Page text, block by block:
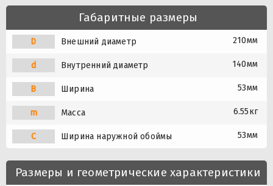
Габаритные размеры
D Внешний диаметр 210мм
d Внутренний диаметр 140мм
B Ширина 53мм
m Масса 6.55кг
C Ширина наружной обоймы 53мм
Размеры и геометрические характеристики